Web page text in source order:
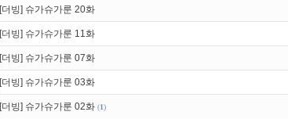
[더빙] 슈가슈가룬 20화
[더빙] 슈가슈가룬 11화
[더빙] 슈가슈가룬 07화
[더빙] 슈가슈가룬 03화
[더빙] 슈가슈가룬 02화 (1)